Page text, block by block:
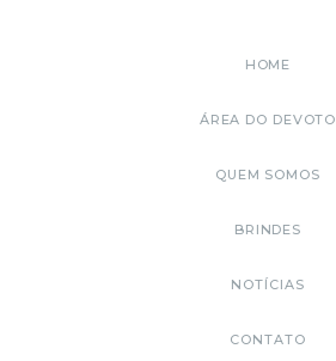
HOME
ÁREA DO DEVOTO
QUEM SOMOS
BRINDES
NOTÍCIAS
CONTATO